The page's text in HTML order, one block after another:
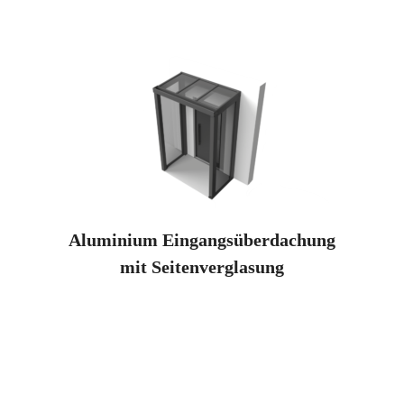
Aluminium Eingangsüberdachung
mit Seitenverglasung